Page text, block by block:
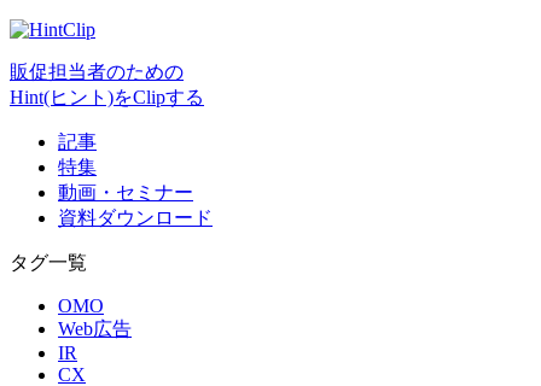
販促担当者のための
Hint(ヒント)をClipする
記事
特集
動画・セミナー
資料ダウンロード
タグ一覧
OMO
Web広告
IR
CX